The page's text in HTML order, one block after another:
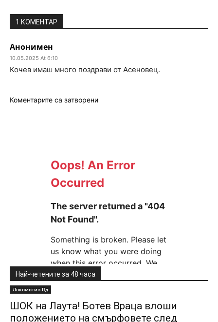
1 КОМЕНТАР
Анонимен
10.05.2025 At 6:10
Кочев имаш много поздрави от Асеновец.
Коментарите са затворени
Най-четените за 48 часа
Локомотив Пд
ШОК на Лаута! Ботев Враца влоши
положението на смърфовете след